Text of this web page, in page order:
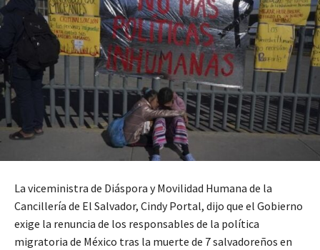
La viceministra de Diáspora y Movilidad Humana de la
Cancillería de El Salvador, Cindy Portal, dijo que el Gobierno
exige la renuncia de los responsables de la política
migratoria de México tras la muerte de 7 salvadoreños en